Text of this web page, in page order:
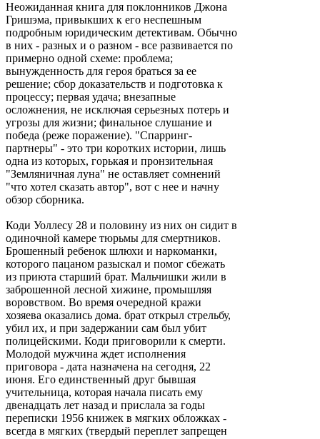
Неожиданная книга для поклонников Джона
Гришэма, привыкших к его неспешным
подробным юридическим детективам. Обычно
в них - разных и о разном - все развивается по
примерно одной схеме: проблема;
вынужденность для героя браться за ее
решение; сбор доказательств и подготовка к
процессу; первая удача; внезапные
осложнения, не исключая серьезных потерь и
угрозы для жизни; финальное слушание и
победа (реже поражение). "Спарринг-
партнеры" - это три коротких истории, лишь
одна из которых, горькая и пронзительная
"Земляничная луна" не оставляет сомнений
"что хотел сказать автор", вот с нее и начну
обзор сборника.
Коди Уоллесу 28 и половину из них он сидит в
одиночной камере тюрьмы для смертников.
Брошенный ребенок шлюхи и наркоманки,
которого пацаном разыскал и помог сбежать
из приюта старший брат. Мальчишки жили в
заброшенной лесной хижине, промышляя
воровством. Во время очередной кражи
хозяева оказались дома. брат открыл стрельбу,
убил их, и при задержании сам был убит
полицейскими. Коди приговорили к смерти.
Молодой мужчина ждет исполнения
приговора - дата назначена на сегодня, 22
июня. Его единственный друг бывшая
учительница, которая начала писать ему
двенадцать лет назад и прислала за годы
переписки 1956 книжек в мягких обложках -
всегда в мягких (твердый переплет запрещен